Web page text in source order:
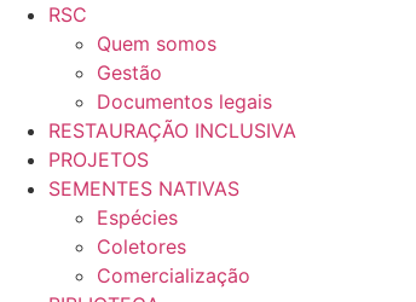
RSC
Quem somos
Gestão
Documentos legais
RESTAURAÇÃO INCLUSIVA
PROJETOS
SEMENTES NATIVAS
Espécies
Coletores
Comercialização